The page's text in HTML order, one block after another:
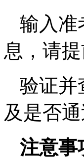
输入准
息，请提
验证并
及是否通
注意事